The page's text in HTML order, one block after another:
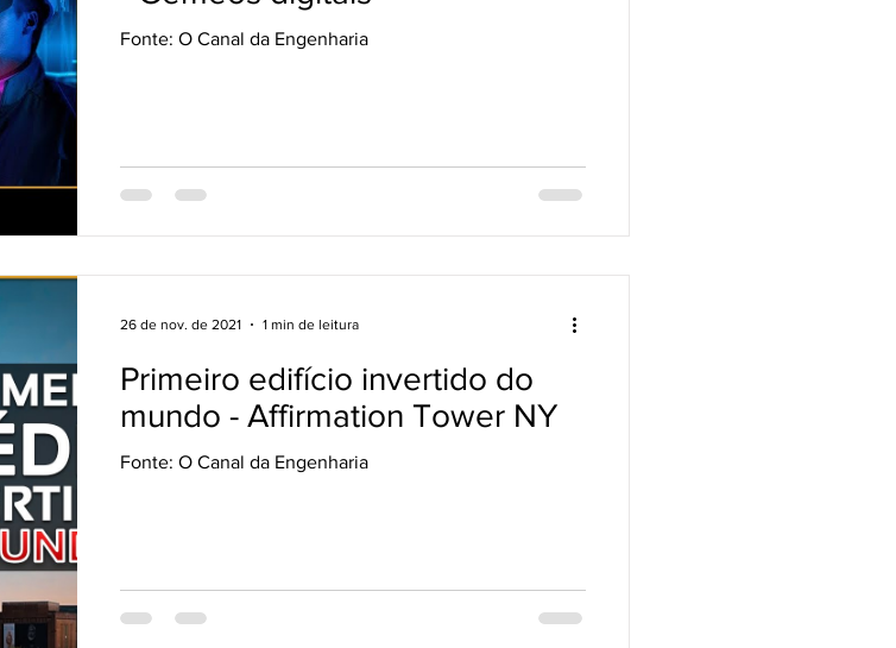
Fonte: O Canal da Engenharia
Primeiro edifício invertido do
mundo - Affirmation Tower NY
Fonte: O Canal da Engenharia
26 de nov. de 2021 1 min de leitura